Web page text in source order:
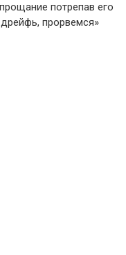
потрепав его
прорвемся»